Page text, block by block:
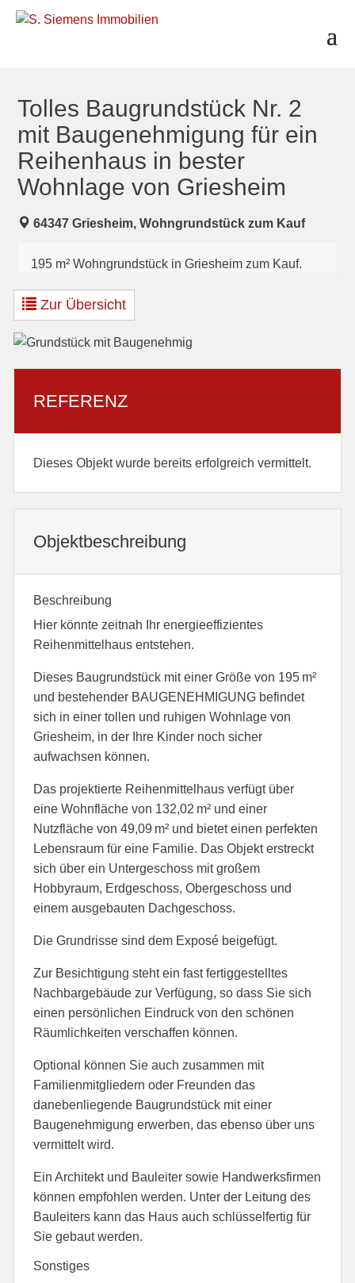
Tolles Baugrundstück Nr. 2
mit Baugenehmigung für ein
Reihenhaus in bester
Wohnlage von Griesheim
64347 Griesheim, Wohngrundstück zum Kauf
195 m² Wohngrundstück in Griesheim zum Kauf.
Zur Übersicht
REFERENZ
Dieses Objekt wurde bereits erfolgreich vermittelt.
Objekt­beschreibung
Beschreibung
Hier könnte zeitnah Ihr energieeffizientes
Reihenmittelhaus entstehen.
Dieses Baugrundstück mit einer Größe von 195 m²
und bestehender BAUGENEHMIGUNG befindet
sich in einer tollen und ruhigen Wohnlage von
Griesheim, in der Ihre Kinder noch sicher
aufwachsen können.
Das projektierte Reihenmittelhaus verfügt über
eine Wohnfläche von 132,02 m² und einer
Nutzfläche von 49,09 m² und bietet einen perfekten
Lebensraum für eine Familie. Das Objekt erstreckt
sich über ein Untergeschoss mit großem
Hobbyraum, Erdgeschoss, Obergeschoss und
einem ausgebauten Dachgeschoss.
Die Grundrisse sind dem Exposé beigefügt.
Zur Besichtigung steht ein fast fertiggestelltes
Nachbargebäude zur Verfügung, so dass Sie sich
einen persönlichen Eindruck von den schönen
Räumlichkeiten verschaffen können.
Optional können Sie auch zusammen mit
Familienmitgliedern oder Freunden das
danebenliegende Baugrundstück mit einer
Baugenehmigung erwerben, das ebenso über uns
vermittelt wird.
Ein Architekt und Bauleiter sowie Handwerksfirmen
können empfohlen werden. Unter der Leitung des
Bauleiters kann das Haus auch schlüsselfertig für
Sie gebaut werden.
Sonstiges